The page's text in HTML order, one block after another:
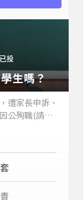
投
生嗎？
遭家長申訴、
公殉職(請見